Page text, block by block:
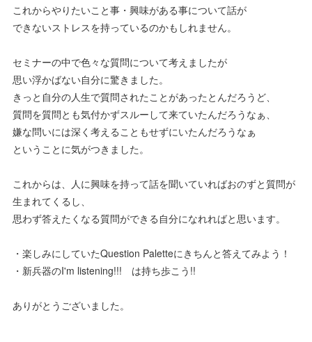
これからやりたいこと事・興味がある事について話が
できないストレスを持っているのかもしれません。
セミナーの中で色々な質問について考えましたが
思い浮かばない自分に驚きました。
きっと自分の人生で質問されたことがあったとんだろうど、
質問を質問とも気付かずスルーして来ていたんだろうなぁ、
嫌な問いには深く考えることもせずにいたんだろうなぁ
ということに気がつきました。
これからは、人に興味を持って話を聞いていればおのずと質問が
生まれてくるし、
思わず答えたくなる質問ができる自分になれればと思います。
・楽しみにしていたQuestion Paletteにきちんと答えてみよう！
・新兵器のI'm listening!!! は持ち歩こう!!
ありがとうございました。